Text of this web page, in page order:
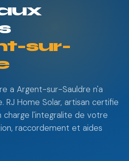
sur-
a Argent-sur-Sauldre n'a
RJ Home Solar, artisan certifie
charge l'integralite de votre
raccordement et aides